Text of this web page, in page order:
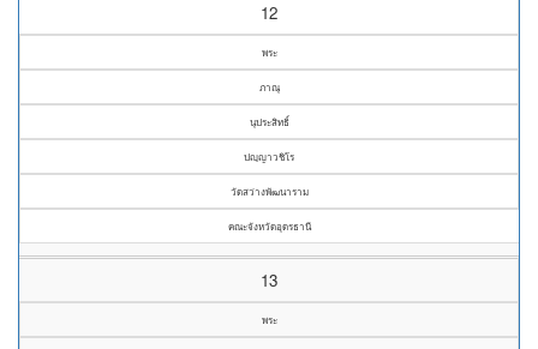
12
พระ
ภาณุ
นุประสิทธิ์
ปญฺญาวชิโร
วัดสว่างพัฒนาราม
คณะจังหวัดอุดรธานี
13
พระ